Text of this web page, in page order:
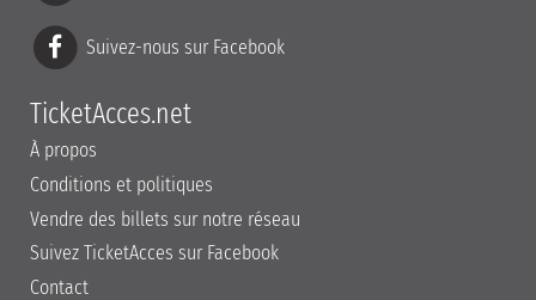
Suivez-nous sur Facebook
TicketAcces.net
À propos
Conditions et politiques
Vendre des billets sur notre réseau
Suivez TicketAcces sur Facebook
Contact